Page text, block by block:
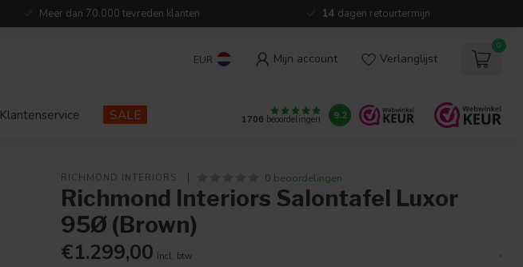
Meer dan 70.000 tevreden klanten 14 dagen retourtermijn
EUR Mijn account Verlanglijst
0
Klantenservice SALE 1706 beoordelingen 9.2
RICHMOND INTERIORS 0 beoordelingen
Richmond Interiors Salontafel Luxor
95Ø (Brown)
€1.299,00 Incl. btw .